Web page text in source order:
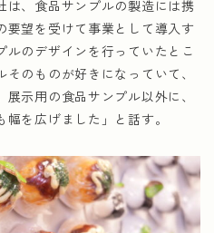
は、食品サンプルの製造には携
要望を受けて事業として導入す
ルのデザインを行っていたとこ
のものが好きになっていて、
示用の食品サンプル以外に、
を広げました」と話す。